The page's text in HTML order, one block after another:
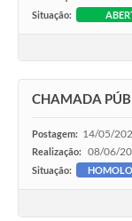
Situação:
CHAMADA
Postagem: 14/05/
Realização: 08/06/
Situação: